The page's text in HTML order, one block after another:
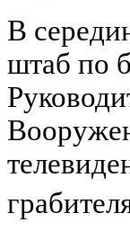
В
штаб по